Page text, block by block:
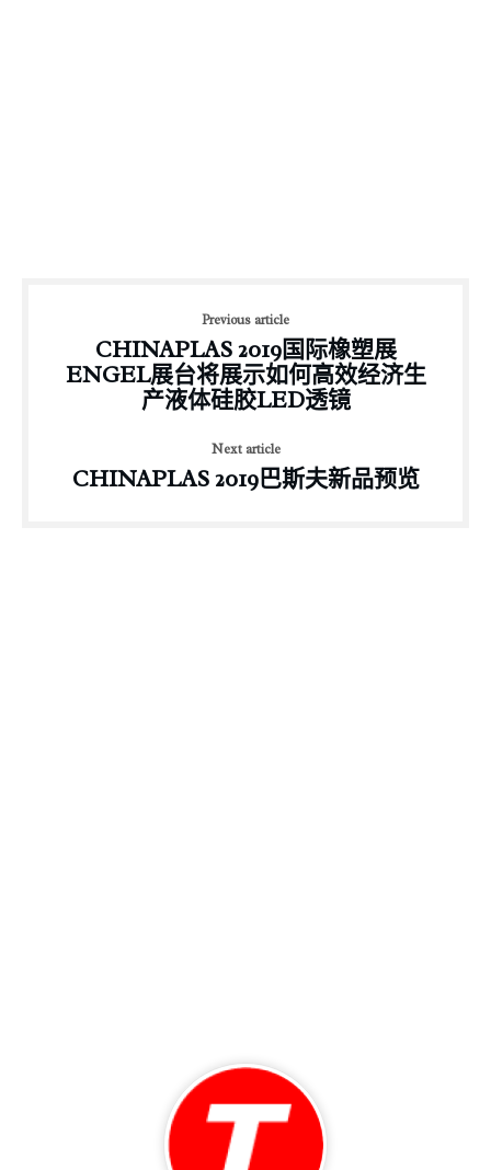
Previous article
CHINAPLAS 2019国际橡塑展
ENGEL展台将展示如何高效经济生
产液体硅胶LED透镜
Next article
CHINAPLAS 2019巴斯夫新品预览